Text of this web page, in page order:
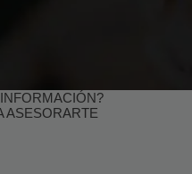
ASESORARTE